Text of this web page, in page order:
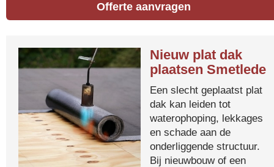
Offerte aanvragen
Nieuw plat dak
plaatsen Smetlede
Een slecht geplaatst plat
dak kan leiden tot
waterophoping, lekkages
en schade aan de
onderliggende structuur.
Bij nieuwbouw of een